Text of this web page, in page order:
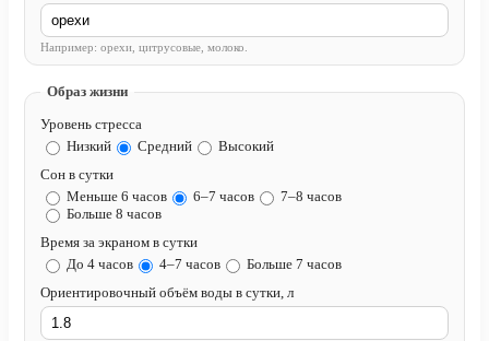
Например: орехи, цитрусовые, молоко.
Образ жизни
Уровень стресса
Низкий
Средний
Высокий
Сон в сутки
Меньше 6 часов
6–7 часов
7–8 часов
Больше 8 часов
Время за экраном в сутки
До 4 часов
4–7 часов
Больше 7 часов
Ориентировочный объём воды в сутки, л